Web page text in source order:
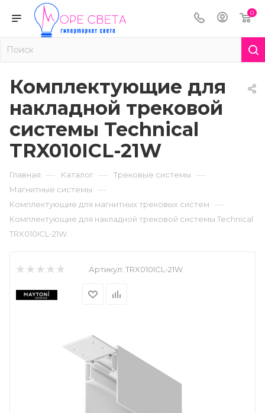
0
Комплектующие для
накладной трековой
системы Technical
TRX010ICL-21W
Главная — Каталог — Трековые системы —
Магнитные системы —
Комплектующие для магнитных трековых систем —
Комплектующие для накладной трековой системы Technical
TRX010ICL-21W
Артикул: TRX010ICL-21W